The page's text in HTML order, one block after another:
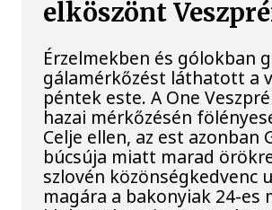
elköszönt
Érzelmekben és gólokban
gálamérkőzést láthatott a
péntek este. A One
hazai mérkőzésén
Celje ellen, az est azonban
búcsúja miatt marad
szlovén közönségkedvenc
magára a bakonyiak 24-es